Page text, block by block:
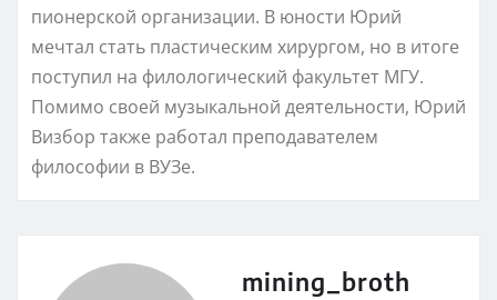
пионерской организации. В юности Юрий
мечтал стать пластическим хирургом, но в итоге
поступил на филологический факультет МГУ.
Помимо своей музыкальной деятельности, Юрий
Визбор также работал преподавателем
философии в ВУЗе.
mining_broth